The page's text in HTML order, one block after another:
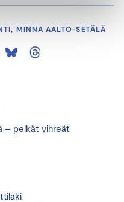
– pelkät vihreät
MINNA AALTO-SETÄLÄ